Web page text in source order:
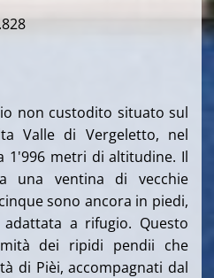
non custodito situato sul
Valle di Vergeletto, nel
1'996 metri di altitudine. Il
una ventina di vecchie
sono ancora in piedi,
a rifugio. Questo
dei ripidi pendii che
di Pièi, accompagnati dal